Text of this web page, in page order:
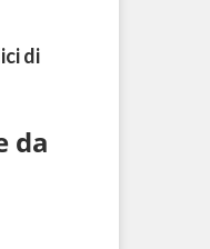
di
da